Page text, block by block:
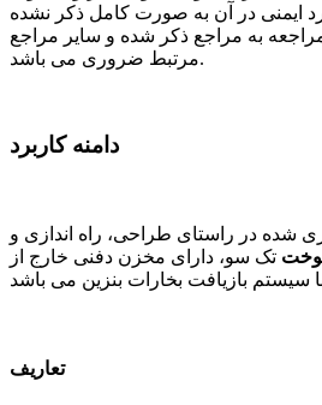
ایمنی در آن به صورت کامل ذکر نشده
به مراجع ذکر شده و سایر مراجع
مرتبط ضروری می باشد.
دامنه کاربرد
شده در راستای طراحی، راه اندازی و
تک سو، دارای مخزن دفنی خارج از
تعاریف